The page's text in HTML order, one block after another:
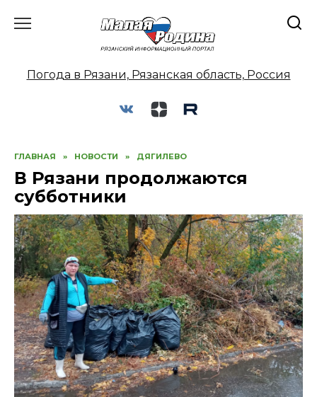
Погода в Рязани, Рязанская область, Россия
ГЛАВНАЯ » НОВОСТИ » ДЯГИЛЕВО
В Рязани продолжаются
субботники